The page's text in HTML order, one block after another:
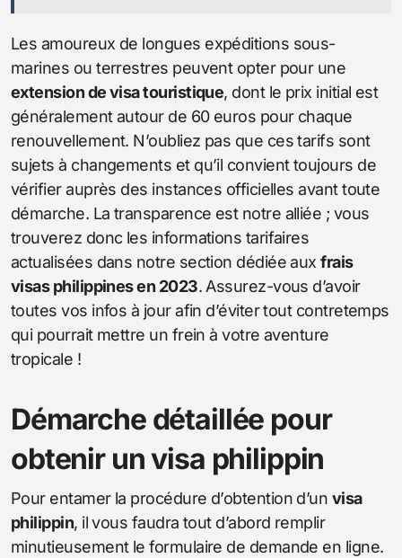
Les amoureux de longues expéditions sous-
marines ou terrestres peuvent opter pour une
extension de visa touristique, dont le prix initial est
généralement autour de 60 euros pour chaque
renouvellement. N’oubliez pas que ces tarifs sont
sujets à changements et qu’il convient toujours de
vérifier auprès des instances officielles avant toute
démarche. La transparence est notre alliée ; vous
trouverez donc les informations tarifaires
actualisées dans notre section dédiée auxfrais
visas philippines en 2023. Assurez-vous d’avoir
toutes vos infos à jour afin d’éviter tout contretemps
qui pourrait mettre un frein à votre aventure
tropicale !
Démarche détaillée pour
obtenir un visa philippin
Pour entamer la procédure d’obtention d’un visa
philippin, il vous faudra tout d’abord remplir
minutieusement le formulaire de demande en ligne.